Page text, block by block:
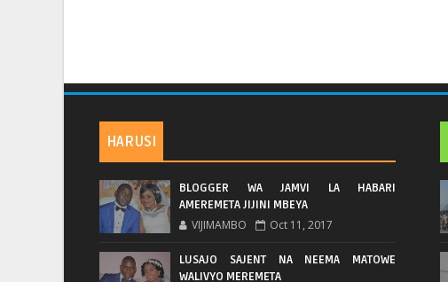
HARUSI
BLOGGER WA JAMVI LA HABARI
AMEREMETA JIJINI MBEYA
VIJIMAMBO Oct 11, 2017
LUSAJO SAJENT NA NEEMA MATOWE
WALIVYO MEREMETA